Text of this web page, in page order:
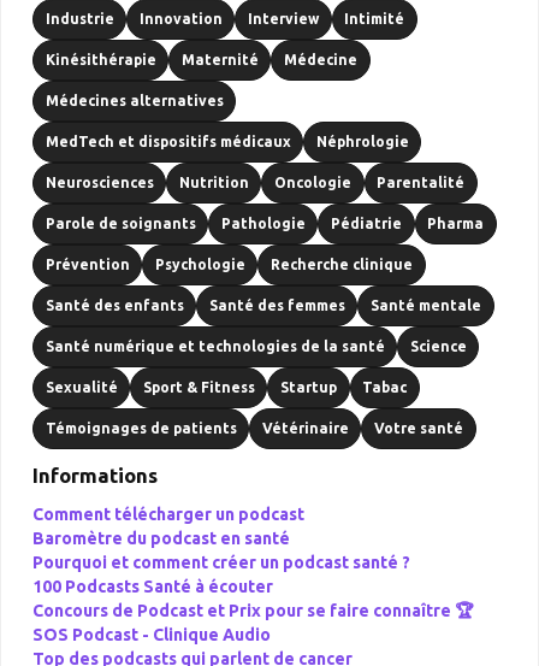
Industrie Innovation Interview Intimité
Kinésithérapie Maternité Médecine
Médecines alternatives
MedTech et dispositifs médicaux Néphrologie
Neurosciences Nutrition Oncologie Parentalité
Parole de soignants Pathologie Pédiatrie Pharma
Prévention Psychologie Recherche clinique
Santé des enfants Santé des femmes Santé mentale
Santé numérique et technologies de la santé Science
Sexualité Sport & Fitness Startup Tabac
Témoignages de patients Vétérinaire Votre santé
Informations
Comment télécharger un podcast
Baromètre du podcast en santé
Pourquoi et comment créer un podcast santé ?
100 Podcasts Santé à écouter
Concours de Podcast et Prix pour se faire connaître 🏆
SOS Podcast - Clinique Audio
Top des podcasts qui parlent de cancer